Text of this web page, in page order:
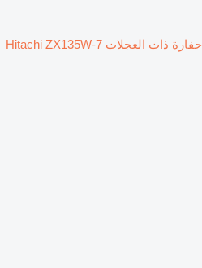
حفارة ذات العجلات Hitachi ZX135W-7